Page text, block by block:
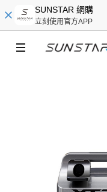
SUNSTAR 網購
立刻使用官方APP